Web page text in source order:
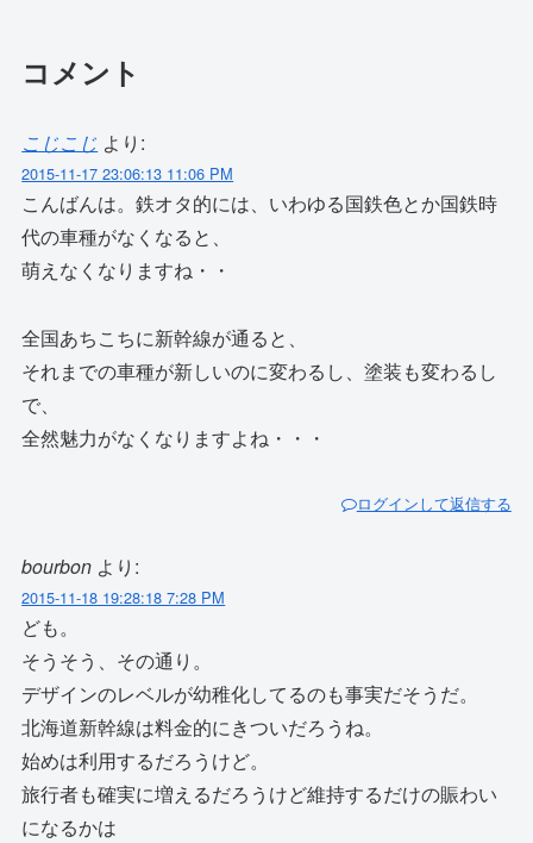
コメント
こじこじ より:
2015-11-17 23:06:13 11:06 PM
こんばんは。鉄オタ的には、いわゆる国鉄色とか国鉄時
代の車種がなくなると、
萌えなくなりますね・・
全国あちこちに新幹線が通ると、
それまでの車種が新しいのに変わるし、塗装も変わるし
で、
全然魅力がなくなりますよね・・・
ログインして返信する
bourbon より:
2015-11-18 19:28:18 7:28 PM
ども。
そうそう、その通り。
デザインのレベルが幼稚化してるのも事実だそうだ。
北海道新幹線は料金的にきついだろうね。
始めは利用するだろうけど。
旅行者も確実に増えるだろうけど維持するだけの賑わい
になるかは